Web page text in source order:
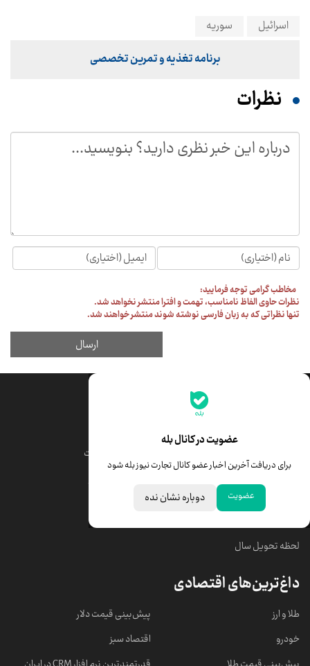
عضویت در کانال بله
برای دریافت آخرین اخبار عضو کانال تجارت نیوز بله شود
عضویت دوباره نشان نده
جدیدترین قیمت‌ها
قیمت درهم امارات
خبرهای مهم
لحظه تحویل سال
داغ‌ترین‌های اقتصادی
طلا و ارز
خودرو
پیش‌بینی قیمت دلار
اقتصاد سبز